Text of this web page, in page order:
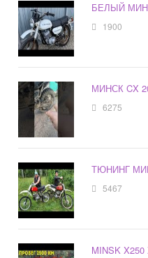
БЕЛЫЙ
1900
МИНСК CX
6275
ТЮНИНГ
5467
MINSK